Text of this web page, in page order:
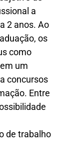
a
2 anos. Ao
os
como
um
concursos
Entre
de trabalho